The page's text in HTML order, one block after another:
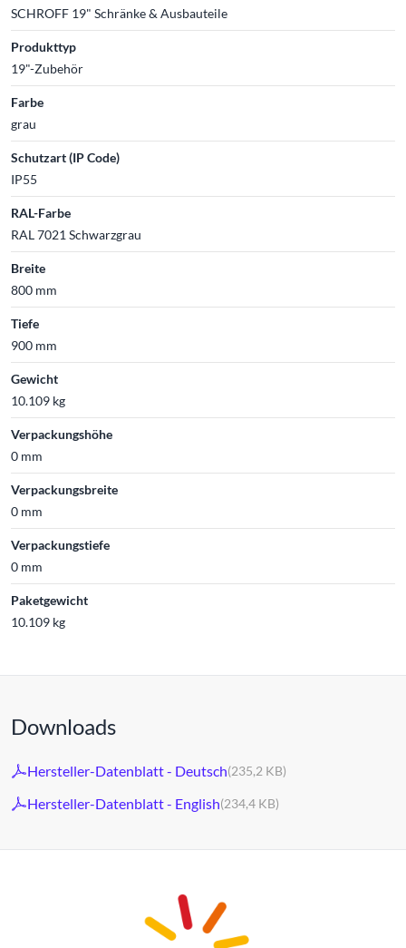
SCHROFF 19" Schränke & Ausbauteile
Produkttyp
19"-Zubehör
Farbe
grau
Schutzart (IP Code)
IP55
RAL-Farbe
RAL 7021 Schwarzgrau
Breite
800 mm
Tiefe
900 mm
Gewicht
10.109 kg
Verpackungshöhe
0 mm
Verpackungsbreite
0 mm
Verpackungstiefe
0 mm
Paketgewicht
10.109 kg
Downloads
Hersteller-Datenblatt - Deutsch(235,2 KB)
Hersteller-Datenblatt - English(234,4 KB)